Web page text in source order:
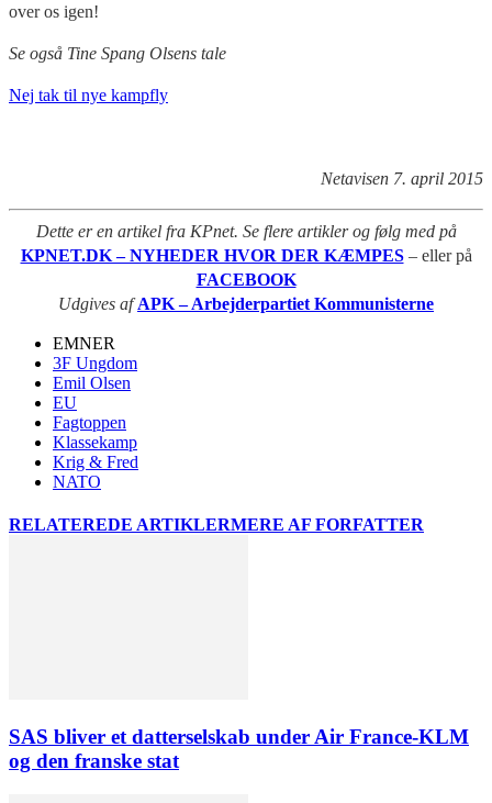
over os igen!
Se også Tine Spang Olsens tale
Nej tak til nye kampfly
Netavisen 7. april 2015
Dette er en artikel fra KPnet. Se flere artikler og følg med på
KPNET.DK – NYHEDER HVOR DER KÆMPES – eller på
FACEBOOK
Udgives afAPK – Arbejderpartiet Kommunisterne
EMNER
3F Ungdom
Emil Olsen
EU
Fagtoppen
Klassekamp
Krig & Fred
NATO
RELATEREDE ARTIKLERMERE AF FORFATTER
SAS bliver et datterselskab under Air France-KLM
og den franske stat